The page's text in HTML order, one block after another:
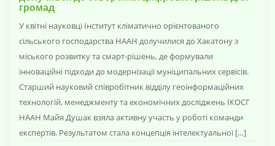
громад
У квітні науковці Інститут кліматично орієнтованого
сільського господарства НААН долучилися до Хакатону з
міського розвитку та смарт-рішень, де формували
інноваційні підходи до модернізації муніципальних сервісів.
Старший науковий співробітник відділу геоінформаційних
технологій, менеджменту та економічних досліджень ІКОСГ
НААН Майя Душак взяла активну участь у роботі команди
експертів. Результатом стала концепція інтелектуальної […]